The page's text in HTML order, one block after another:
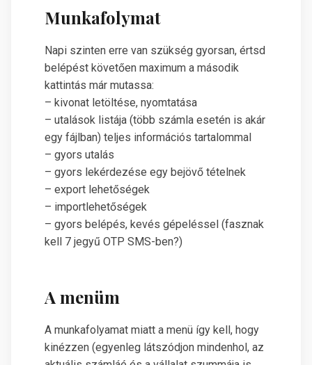
Munkafolymat
Napi szinten erre van szükség gyorsan, értsd
belépést követően maximum a második
kattintás már mutassa:
– kivonat letöltése, nyomtatása
– utalások listája (több számla esetén is akár
egy fájlban) teljes információs tartalommal
– gyors utalás
– gyors lekérdezése egy bejövő tételnek
– export lehetőségek
– importlehetőségek
– gyors belépés, kevés gépeléssel (fasznak
kell 7 jegyű OTP SMS-ben?)
A menüm
A munkafolyamat miatt a menü így kell, hogy
kinézzen (egyenleg látszódjon mindenhol, az